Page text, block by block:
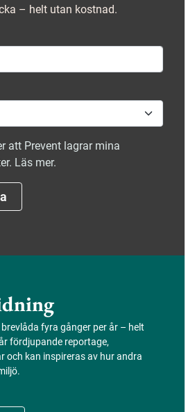
– helt utan kostnad.
att Prevent lagrar mina
Läs mer.
fyra gånger per år – helt
fördjupande reportage,
och kan inspireras av hur andra